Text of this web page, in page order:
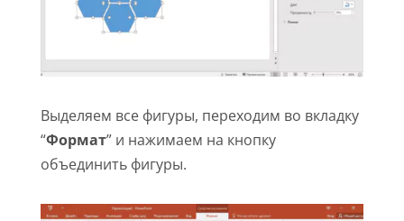
Выделяем все фигуры, переходим во вкладку
“Формат” и нажимаем на кнопку
объединить фигуры.